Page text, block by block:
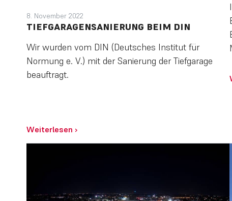
8. November 2022
TIEFGARAGENSANIERUNG BEIM DIN
Wir wurden vom DIN (Deutsches Institut für
Normung e. V.) mit der Sanierung der Tiefgarage
beauftragt.
Weiterlesen ›